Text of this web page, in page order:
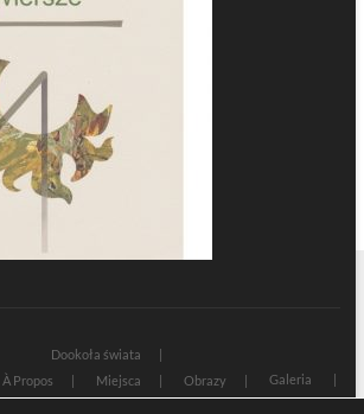
Dookoła świata
À Propos Miejsca Obrazy
Galeria